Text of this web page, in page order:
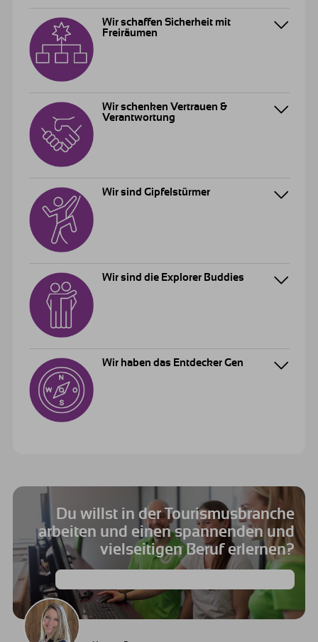
Wir schaffen Sicherheit mit
Freiräumen
Wir schenken Vertrauen &
Verantwortung
Wir sind Gipfelstürmer
Wir sind die Explorer Buddies
Wir haben das Entdecker Gen
Du willst in der Tourismusbranche
arbeiten und einen spannenden und
vielseitigen Beruf erlernen?